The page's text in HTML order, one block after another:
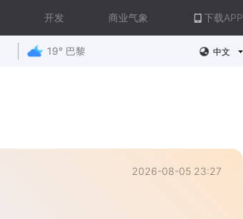
开发 商业气象 下载APP
19° 巴黎 中文
2026-08-05 23:27